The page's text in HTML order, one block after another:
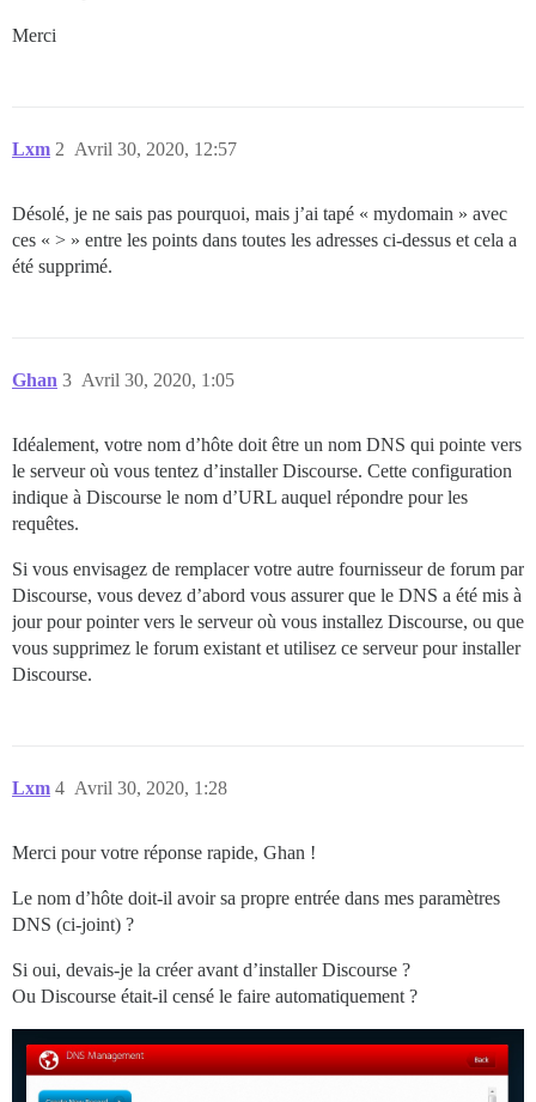
Merci
Lxm Avril 30, 2020, 12:57
2
Désolé, je ne sais pas pourquoi, mais j’ai tapé « mydomain » avec
ces « > » entre les points dans toutes les adresses ci-dessus et cela a
été supprimé.
Ghan Avril 30, 2020, 1:05
3
Idéalement, votre nom d’hôte doit être un nom DNS qui pointe vers
le serveur où vous tentez d’installer Discourse. Cette configuration
indique à Discourse le nom d’URL auquel répondre pour les
requêtes.
Si vous envisagez de remplacer votre autre fournisseur de forum par
Discourse, vous devez d’abord vous assurer que le DNS a été mis à
jour pour pointer vers le serveur où vous installez Discourse, ou que
vous supprimez le forum existant et utilisez ce serveur pour installer
Discourse.
Lxm Avril 30, 2020, 1:28
4
Merci pour votre réponse rapide, Ghan !
Le nom d’hôte doit-il avoir sa propre entrée dans mes paramètres
DNS (ci-joint) ?
Si oui, devais-je la créer avant d’installer Discourse ?
Ou Discourse était-il censé le faire automatiquement ?